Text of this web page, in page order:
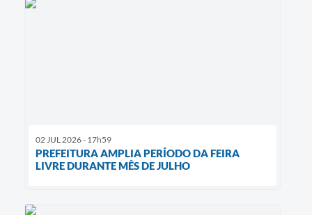
02 JUL 2026 - 17h59
PREFEITURA AMPLIA PERÍODO DA FEIRA
LIVRE DURANTE MÊS DE JULHO